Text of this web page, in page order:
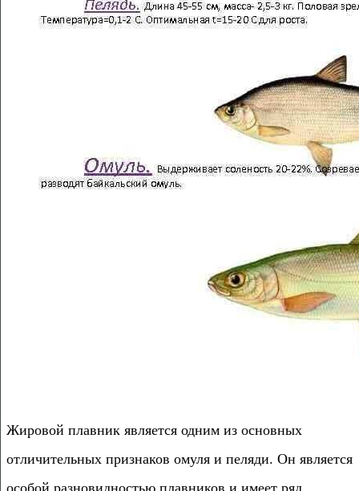
Жировой плавник является одним из основных
отличительных признаков омуля и пеляди. Он является
особой разновидностью плавников и имеет ряд